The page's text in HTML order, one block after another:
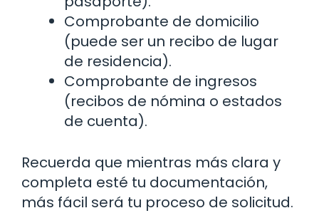
Comprobante de domicilio
(puede ser un recibo de lugar
de residencia).
Comprobante de ingresos
(recibos de nómina o estados
de cuenta).
Recuerda que mientras más clara y
completa esté tu documentación,
más fácil será tu proceso de solicitud.